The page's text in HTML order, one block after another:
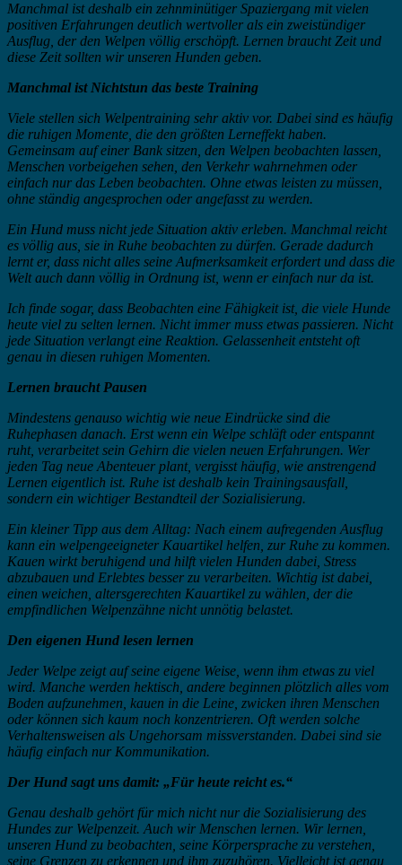
Manchmal ist deshalb ein zehnminütiger Spaziergang mit vielen
positiven Erfahrungen deutlich wertvoller als ein zweistündiger
Ausflug, der den Welpen völlig erschöpft. Lernen braucht Zeit und
diese Zeit sollten wir unseren Hunden geben.
Manchmal ist Nichtstun das beste Training
Viele stellen sich Welpentraining sehr aktiv vor. Dabei sind es häufig
die ruhigen Momente, die den größten Lerneffekt haben.
Gemeinsam auf einer Bank sitzen, den Welpen beobachten lassen,
Menschen vorbeigehen sehen, den Verkehr wahrnehmen oder
einfach nur das Leben beobachten. Ohne etwas leisten zu müssen,
ohne ständig angesprochen oder angefasst zu werden.
Ein Hund muss nicht jede Situation aktiv erleben. Manchmal reicht
es völlig aus, sie in Ruhe beobachten zu dürfen. Gerade dadurch
lernt er, dass nicht alles seine Aufmerksamkeit erfordert und dass die
Welt auch dann völlig in Ordnung ist, wenn er einfach nur da ist.
Ich finde sogar, dass Beobachten eine Fähigkeit ist, die viele Hunde
heute viel zu selten lernen. Nicht immer muss etwas passieren. Nicht
jede Situation verlangt eine Reaktion. Gelassenheit entsteht oft
genau in diesen ruhigen Momenten.
Lernen braucht Pausen
Mindestens genauso wichtig wie neue Eindrücke sind die
Ruhephasen danach. Erst wenn ein Welpe schläft oder entspannt
ruht, verarbeitet sein Gehirn die vielen neuen Erfahrungen. Wer
jeden Tag neue Abenteuer plant, vergisst häufig, wie anstrengend
Lernen eigentlich ist. Ruhe ist deshalb kein Trainingsausfall,
sondern ein wichtiger Bestandteil der Sozialisierung.
Ein kleiner Tipp aus dem Alltag: Nach einem aufregenden Ausflug
kann ein welpengeeigneter Kauartikel helfen, zur Ruhe zu kommen.
Kauen wirkt beruhigend und hilft vielen Hunden dabei, Stress
abzubauen und Erlebtes besser zu verarbeiten. Wichtig ist dabei,
einen weichen, altersgerechten Kauartikel zu wählen, der die
empfindlichen Welpenzähne nicht unnötig belastet.
Den eigenen Hund lesen lernen
Jeder Welpe zeigt auf seine eigene Weise, wenn ihm etwas zu viel
wird. Manche werden hektisch, andere beginnen plötzlich alles vom
Boden aufzunehmen, kauen in die Leine, zwicken ihren Menschen
oder können sich kaum noch konzentrieren. Oft werden solche
Verhaltensweisen als Ungehorsam missverstanden. Dabei sind sie
häufig einfach nur Kommunikation.
Der Hund sagt uns damit: „Für heute reicht es.“
Genau deshalb gehört für mich nicht nur die Sozialisierung des
Hundes zur Welpenzeit. Auch wir Menschen lernen. Wir lernen,
unseren Hund zu beobachten, seine Körpersprache zu verstehen,
seine Grenzen zu erkennen und ihm zuzuhören. Vielleicht ist genau